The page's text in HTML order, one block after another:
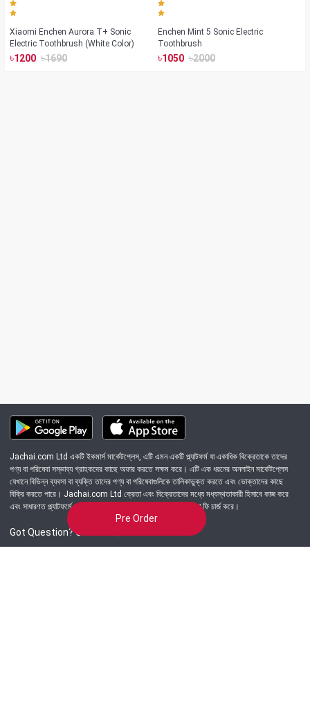
Pre Order
Xiaomi Enchen Aurora T+ Sonic
Electric Toothbrush (White Color)
৳1200 ৳1690
Enchen Mint 5 Sonic Electric
Toothbrush
৳1050 ৳2000
Jachai.com Ltd একটি ইকমার্স মার্কেটপ্লেস, এটি এমন একটি প্ল্যাটফর্ম যা একাধিক বিক্রেতাকে তাদের
পণ্য বা পরিষেবা সম্ভাব্য গ্রাহকদের কাছে অফার করতে সক্ষম করে। এটি এক ধরনের অনলাইন মার্কেটপ্লেস
যেখানে বিভিন্ন ব্যবসা বা ব্যক্তি তাদের পণ্য বা পরিষেবাগুলিকে তালিকাভুক্ত করতে এবং ভোক্তাদের কাছে
বিক্রি করতে পারে। Jachai.com Ltd ক্রেতা এবং বিক্রেতাদের মধ্যে মধ্যস্থতাকারী হিসাবে কাজ করে
এবং সাধারণত প্ল্যাটফর্মে সংঘটিত প্রতিটি লেনদেনের জন্য একটি কমিশন বা ফি চার্জ করে।
Got Question? Call us 24/7